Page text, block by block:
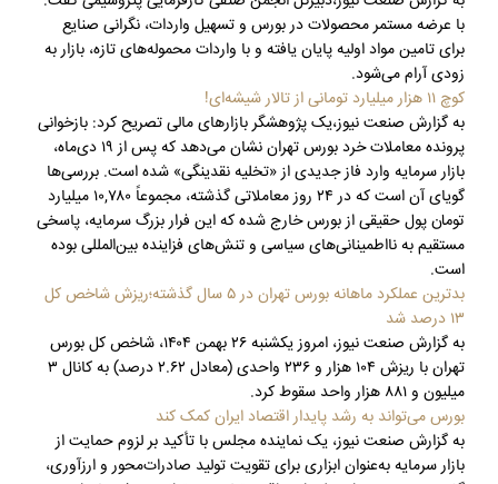
با عرضه مستمر محصولات در بورس و تسهیل واردات، نگرانی صنایع
برای تامین مواد اولیه پایان یافته و با واردات محموله‌های تازه، بازار به
زودی آرام می‌شود.
کوچ ۱۱ هزار میلیارد تومانی از تالار شیشه‌ای!
به گزارش صنعت نیوز،یک پژوهشگر بازارهای مالی تصریح کرد: بازخوانی
پرونده معاملات خرد بورس تهران نشان می‌دهد که پس از ۱۹ دی‌ماه،
بازار سرمایه وارد فاز جدیدی از «تخلیه نقدینگی» شده است. بررسی‌ها
گویای آن است که در ۲۴ روز معاملاتی گذشته، مجموعاً ۱۰,۷۸۰ میلیارد
تومان پول حقیقی از بورس خارج شده که این فرار بزرگ سرمایه، پاسخی
مستقیم به نااطمینانی‌های سیاسی و تنش‌های فزاینده بین‌المللی بوده
است.
بدترین عملکرد ماهانه بورس تهران در ۵ سال گذشته؛ریزش شاخص کل
۱۳ درصد شد
به گزارش صنعت نیوز، امروز یکشنبه ۲۶ بهمن ۱۴۰۴، شاخص کل بورس
تهران با ریزش ۱۰۴ هزار و ۲۳۶ واحدی (معادل ۲.۶۲ درصد) به کانال ۳
میلیون و ۸۸۱ هزار واحد سقوط کرد.
بورس می‌تواند به رشد پایدار اقتصاد ایران کمک کند
به گزارش صنعت نیوز، یک نماینده مجلس با تأکید بر لزوم حمایت از
بازار سرمایه به‌عنوان ابزاری برای تقویت تولید صادرات‌محور و ارزآوری،